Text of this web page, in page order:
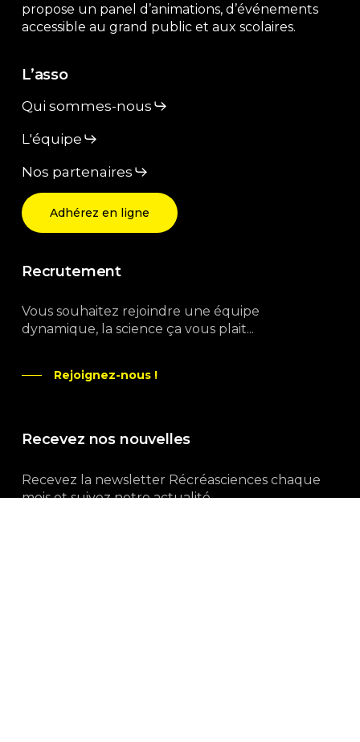
propose un panel d’animations, d’événements
accessible au grand public et aux scolaires.
L’asso
Qui sommes-nous
L'équipe
Nos partenaires
Adhérez en ligne
Recrutement
Vous souhaitez rejoindre une équipe
dynamique, la science ça vous plait...
Rejoignez-nous !
Recevez nos nouvelles
Recevez la newsletter Récréasciences chaque
mois et suivez notre actualité...